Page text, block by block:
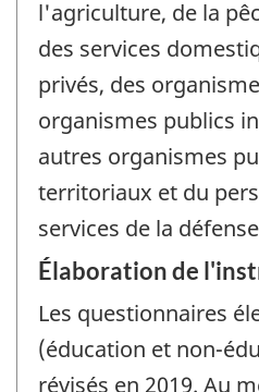
l'agriculture, de la
des services
privés, des
organismes publics
autres organismes
territoriaux et du
services de la
Élaboration de
Les questionnaires
(éducation et non-
révisés en 2019. Au